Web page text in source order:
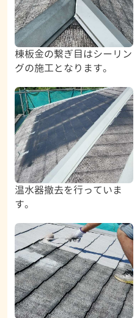
棟板金の繋ぎ目はシーリン
グの施工となります。
温水器撤去を行っていま
す。